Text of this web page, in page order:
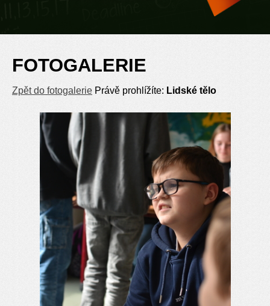
FOTOGALERIE
Zpět do fotogalerie Právě prohlížíte: Lidské tělo